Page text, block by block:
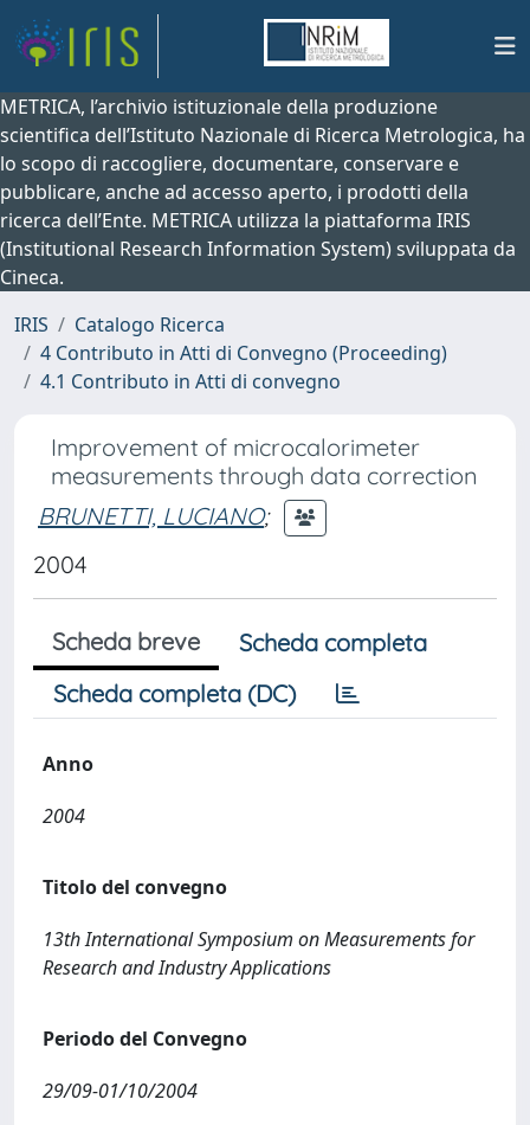
METRICA, l’archivio istituzionale della produzione
scientifica dell’Istituto Nazionale di Ricerca Metrologica, ha
lo scopo di raccogliere, documentare, conservare e
pubblicare, anche ad accesso aperto, i prodotti della
ricerca dell’Ente. METRICA utilizza la piattaforma IRIS
(Institutional Research Information System) sviluppata da
Cineca.
IRIS
Catalogo Ricerca
4 Contributo in Atti di Convegno (Proceeding)
4.1 Contributo in Atti di convegno
Improvement of microcalorimeter
measurements through data correction
BRUNETTI, LUCIANO;
2004
Scheda breve
Scheda completa
Scheda completa (DC)
Anno
2004
Titolo del convegno
13th International Symposium on Measurements for
Research and Industry Applications
Periodo del Convegno
29/09-01/10/2004